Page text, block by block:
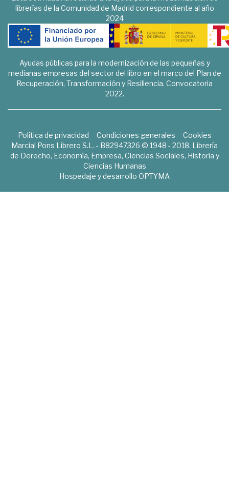
librerías de la Comunidad de Madrid correspondiente al año
2024
Ayudas públicas para la modernización de las pequeñas y
medianas empresas del sector del libro en el marco del Plan de
Recuperación, Transformación y Resiliencia. Convocatoria
2022.
Política de privacidad Condiciones generales
Cookies
Marcial Pons Librero S.L. - B82947326 © 1948 - 2018. Librería
de Derecho, Economía, Empresa, Ciencias Sociales, Historia y
Ciencias Humanas
Hospedaje y desarrollo OPTYMA